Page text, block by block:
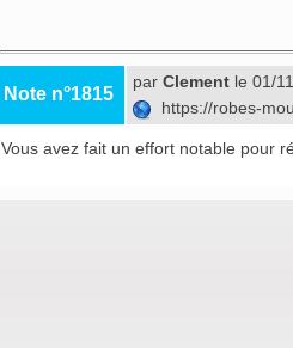
Note n°1815
par Clement le 01/
https://robes-
Vous avez fait un effort notable pour